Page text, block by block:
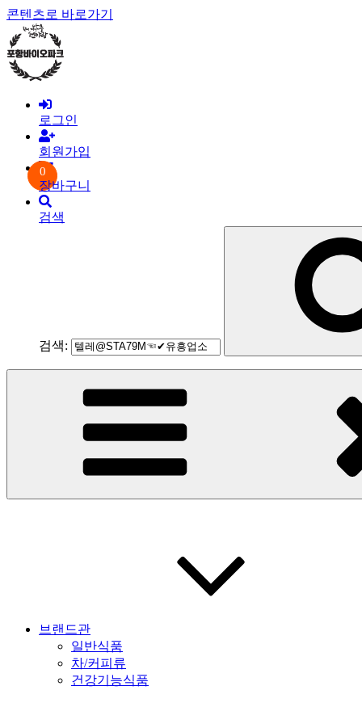
콘텐츠로 바로가기
로그인
회원가입
0
장바구니
검색
검색:
브랜드관
일반식품
차/커피류
건강기능식품